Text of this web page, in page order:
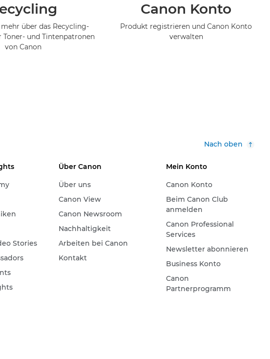
mehr über das Recycling-
und Tintenpatronen
von Canon
Canon Konto
Produkt registrieren und Canon Konto
verwalten
Nach oben
Stories
Über Canon
Über uns
Canon View
Canon Newsroom
Nachhaltigkeit
Arbeiten bei Canon
Kontakt
Mein Konto
Canon Konto
Beim Canon Club
anmelden
Canon Professional
Services
Newsletter abonnieren
Business Konto
Canon
Partnerprogramm